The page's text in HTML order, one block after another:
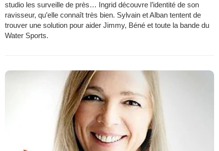
studio les surveille de près… Ingrid découvre l’identité de son
ravisseur, qu’elle connaît très bien. Sylvain et Alban tentent de
trouver une solution pour aider Jimmy, Béné et toute la bande du
Water Sports.